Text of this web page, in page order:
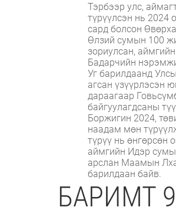
Тэрбээр улс,
түрүүлсэн нь 2024
сард болсон
Өлзий сумын 100
зориулсан,
Бадарчийн
Уг барилдаанд
агсан үзүүрлэсэн
дараагаар
байгуулагдсаны
Боржигин 2024,
наадам мөн
түрүү нь өнгөрсөн
аймгийн Идэр
арслан Маамын
барилдаан байв.
БАРИМТ 9